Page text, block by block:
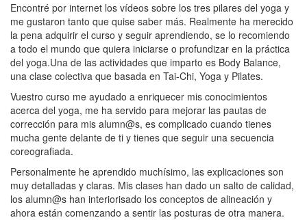
Encontré por internet los vídeos sobre los tres pilares del yoga y
me gustaron tanto que quise saber más. Realmente ha merecido
la pena adquirir el curso y seguir aprendiendo, se lo recomiendo
a todo el mundo que quiera iniciarse o profundizar en la práctica
del yoga.Una de las actividades que imparto es Body Balance,
una clase colectiva que basada en Tai-Chi, Yoga y Pilates.
Vuestro curso me ayudado a enriquecer mis conocimientos
acerca del yoga, me ha servido para mejorar las pautas de
corrección para mis alumn@s, es complicado cuando tienes
mucha gente delante de ti y tienes que seguir una secuencia
coreografiada.
Personalmente he aprendido muchísimo, las explicaciones son
muy detalladas y claras. Mis clases han dado un salto de calidad,
los alumn@s han interiorisado los conceptos de alineación y
ahora están comenzando a sentir las posturas de otra manera.